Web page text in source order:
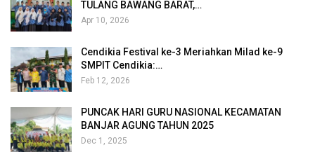
Apr 10, 2026
SMPIT Cendikia:…
Feb 12, 2026
BANJAR AGUNG TAHUN 2025
Dec 1, 2025